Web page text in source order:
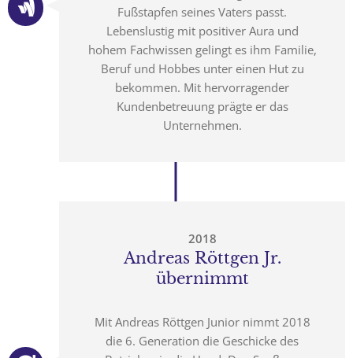
Fußstapfen seines Vaters passt.
Lebenslustig mit positiver Aura und
hohem Fachwissen gelingt es ihm Familie,
Beruf und Hobbes unter einen Hut zu
bekommen. Mit hervorragender
Kundenbetreuung prägte er das
Unternehmen.
2018
Andreas Röttgen Jr.
übernimmt
Mit Andreas Röttgen Junior nimmt 2018
die 6. Generation die Geschicke des